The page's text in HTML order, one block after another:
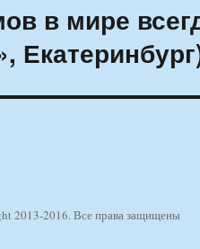
в мире
2013-2016. Все права защищены